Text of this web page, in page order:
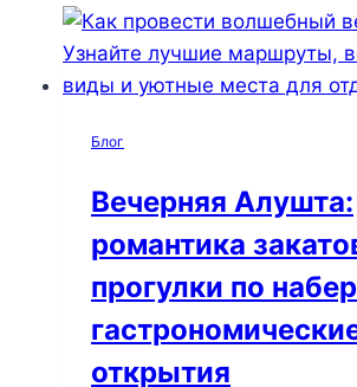
Блог
Вечерняя Алушта:
романтика
прогулки по
открытия